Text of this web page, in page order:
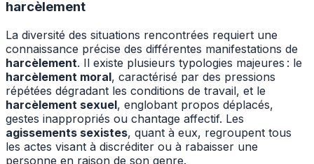
harcèlement
La diversité des situations rencontrées requiert une
connaissance précise des différentes manifestations de
harcèlement. Il existe plusieurs typologies majeures : le
harcèlement moral, caractérisé par des pressions
répétées dégradant les conditions de travail, et le
harcèlement sexuel, englobant propos déplacés,
gestes inappropriés ou chantage affectif. Les
agissements sexistes, quant à eux, regroupent tous
les actes visant à discréditer ou à rabaisser une
personne en raison de son genre.